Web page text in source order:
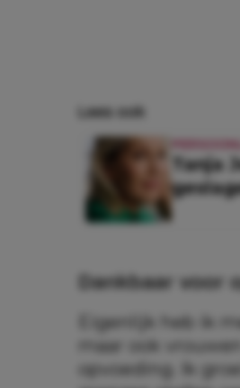
Lees ook
Tanja
Dankbaar voor
Eigenlijk heb ik
maar ook
opvoeding. Ik